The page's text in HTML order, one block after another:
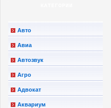
Авто
Авиа
Автозвук
Агро
Адвокат
Аквариум